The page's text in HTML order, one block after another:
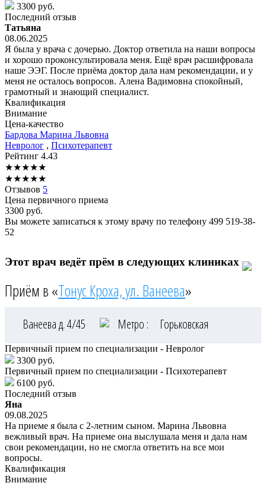
3300 руб.
Последний отзыв
Татьяна
08.06.2025
Я была у врача с дочерью. Доктор ответила на наши вопросы
и хорошо проконсультировала меня. Ещё врач расшифровала
наше ЭЭГ. После приёма доктор дала нам рекомендации, и у
меня не осталось вопросов. Алена Вадимовна спокойный,
грамотный и знающий специалист.
Квалификация
Внимание
Цена-качество
Бардова Марина Львовна
Невролог , Психотерапевт
Рейтинг 4.43
★★★★★
★★★★★
Отзывов 5
Цена первичного приема
3300 руб.
Вы можете записаться к этому врачу по телефону 499 519-38-
52
Этот врач ведёт прём в следующих клиниках
Приём в «Тонус Кроха, ул. Ванеева»
Ванеева д. 4/45 Метро : Горьковская
Первичный прием по специализации - Невролог
3300 руб.
Первичный прием по специализации - Психотерапевт
6100 руб.
Последний отзыв
Яна
09.08.2025
На приеме я была с 2-летним сыном. Марина Львовна
вежливый врач. На приеме она выслушала меня и дала нам
свои рекомендации, но не смогла ответить на все мои
вопросы.
Квалификация
Внимание